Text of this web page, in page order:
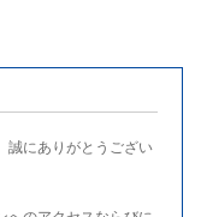
誠にありがとうござい